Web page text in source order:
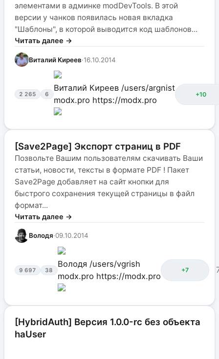
элементами в админке modDevTools. В этой
версии у чанков появилась новая вкладка
"Шаблоны", в которой выводится код шаблонов...
Читать далее →
Виталий Киреев·16.10.2014
2 265 6
Виталий Киреев /users/argnist
modx.pro https://modx.pro
+10
[Save2Page] Экспорт страниц в PDF
Позвольте Вашим пользователям скачивать Ваши
статьи, новости, тексты в формате PDF ! Пакет
Save2Page добавляет на сайт кнопки для
быстрого сохранения текущей страницы в файл
формат...
Читать далее →
Володя·09.10.2014
9 697 38
Володя /users/vgrish
modx.pro https://modx.pro
+7
[HybridAuth] Версия 1.0.0-rc без объекта
haUser